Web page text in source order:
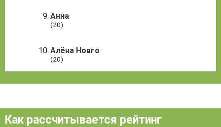
Анна
(20)
Алёна Новго
(20)
Как рассчитывается рейтинг